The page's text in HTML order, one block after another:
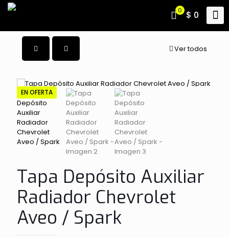
0 $ 0
Ver todos
EN OFERTA
Tapa Depósito Auxiliar
Radiador Chevrolet
Aveo / Spark